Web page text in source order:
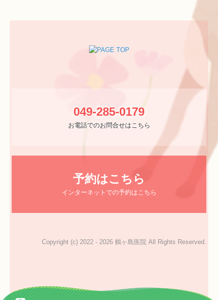
049-285-0179
お電話でのお問合せはこちら
予約はこちら
インターネットでの予約はこちら
Copyright (c) 2022 - 2026 鶴ヶ島医院 All Rights Reserved.